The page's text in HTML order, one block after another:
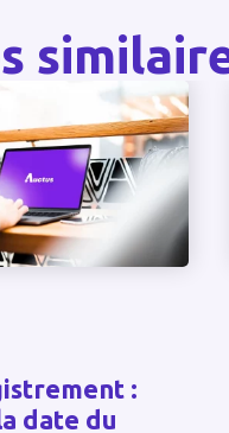
Abattement en